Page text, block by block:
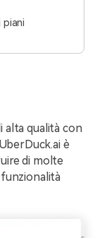
alta qualità con
è
di molte